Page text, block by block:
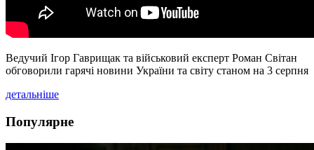
Ведучий Ігор Гаврищак та військовий експерт Роман Світан
обговорили гарячі новини України та світу станом на 3 серпня
детальніше
Популярне